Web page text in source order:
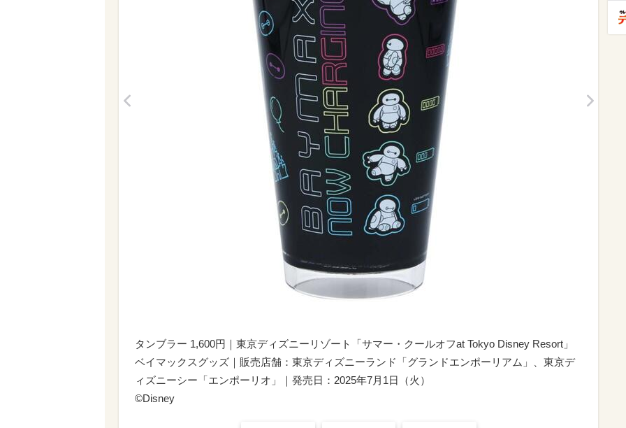
タンブラー 1,600円｜東京ディズニーリゾート「サマー・クールオフat Tokyo Disney Resort」
ベイマックスグッズ｜販売店舗：東京ディズニーランド「グランドエンポーリアム」、東京デ
ィズニーシー「エンポーリオ」｜発売日：2025年7月1日（火）
©Disney